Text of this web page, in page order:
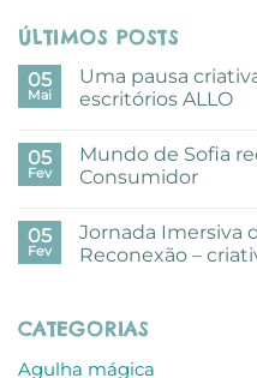
ÚLTIMOS POSTS
05
Mai
Uma pausa
escritórios ALLO
em
Uma
pausa
aguarelas
nos
escritórios
05
Fev
Mundo de Sofia
Consumidor
em
Mundo
de
Escolha
do
05
Fev
Jornada Imersiva
Reconexão –
Jornada
Imersiva
Auto-
CATEGORIAS
Agulha mágica